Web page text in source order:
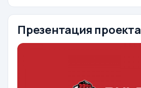
Презентация проекта